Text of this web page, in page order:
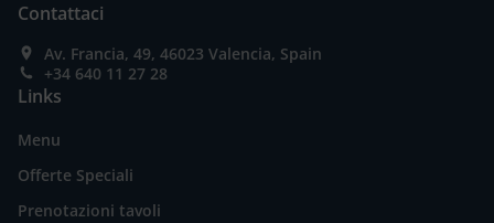
Contattaci
Av. Francia, 49, 46023 Valencia, Spain
+34 640 11 27 28
Links
Menu
Offerte Speciali
Prenotazioni tavoli